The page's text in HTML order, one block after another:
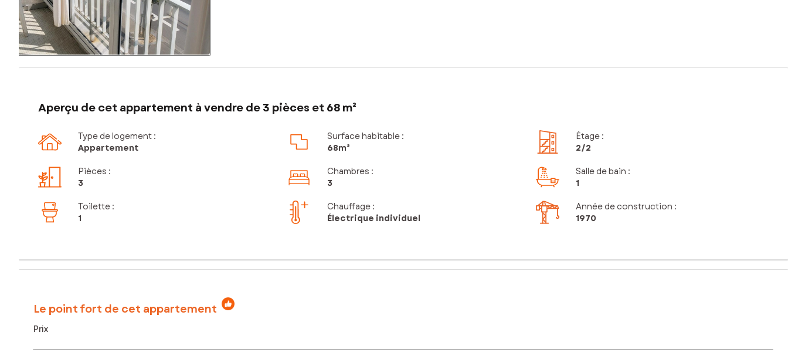
Aperçu de cet appartement à vendre de 3 pièces et 68 m²
Type de logement :
Appartement
Surface habitable :
68m²
Étage :
2/2
Pièces :
3
Chambres :
3
Salle de bain :
1
Toilette :
1
Chauffage :
Électrique individuel
Année de construction :
1970
Le point fort de cet appartement
Prix